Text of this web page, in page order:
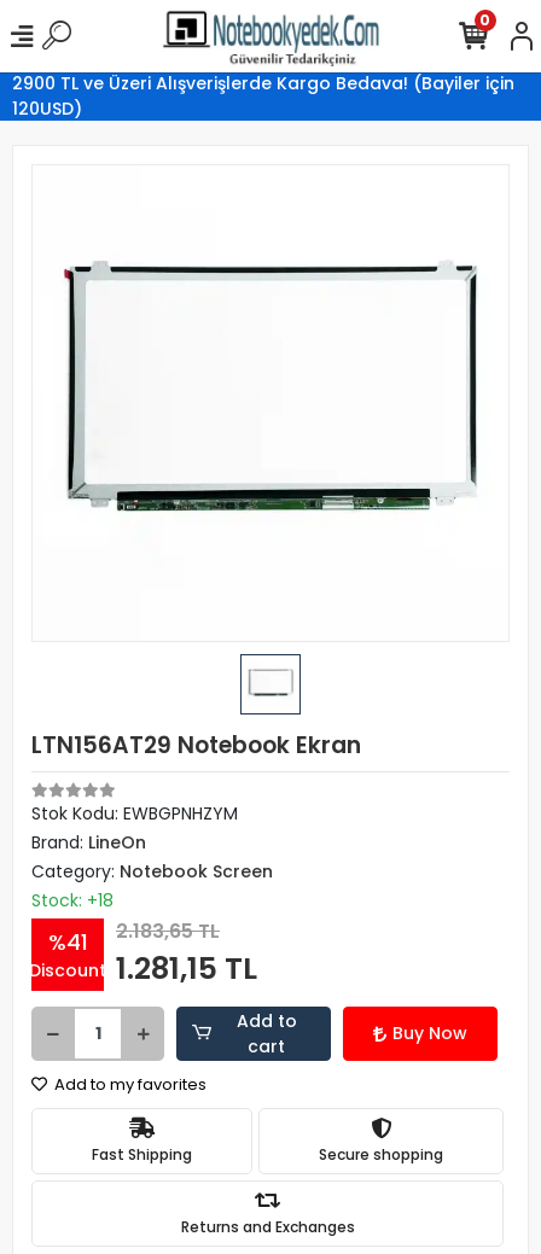
2900 TL ve Üzeri Alışverişlerde Kargo Bedava! (Bayiler için
120USD)
0
LTN156AT29 Notebook Ekran
Stok Kodu: EWBGPNHZYM
Brand: LineOn
Category: Notebook Screen
Stock: +18
%41
Discount
2.183,65 TL
1.281,15 TL
Add to
cart
Buy Now
Add to my favorites
Fast Shipping Secure shopping
Returns and Exchanges